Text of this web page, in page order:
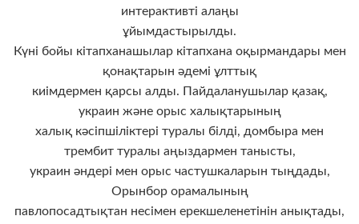
интерактивті алаңы
ұйымдастырылды.
Күні бойы кітапханашылар кітапхана оқырмандары мен
қонақтарын әдемі ұлттық
киімдермен қарсы алды. Пайдаланушылар қазақ,
украин және орыс халықтарының
халық кәсіпшіліктері туралы білді, домбыра мен
трембит туралы аңыздармен танысты,
украин әндері мен орыс частушкаларын тыңдады,
Орынбор орамалының
павлопосадтықтан несімен ерекшеленетінін анықтады,